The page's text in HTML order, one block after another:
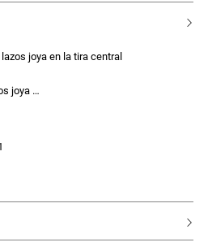
joya en la tira central
joya